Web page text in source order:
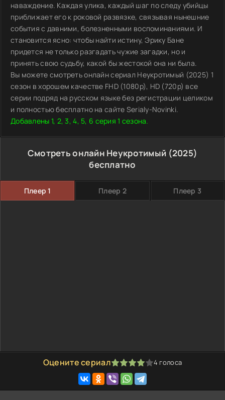
наваждение. Каждая улика, каждый шаг по следу убийцы
приближает его к роковой развязке, связывая нынешние
события с давними, болезненными воспоминаниями. И
становится ясно: чтобы найти истину, Эрику Бане
придется не только разгадать чужие загадки, но и
принять свою судьбу, какой бы жестокой она ни была.
Вы можете смотреть онлайн сериал Неукротимый (2025) 1
сезон в хорошем качестве FHD (1080p), HD (720p) все
серии подряд на русском языке без регистрации целиком
и полностью бесплатно на сайте Serialy-Novinki.
Добавлены 1, 2, 3, 4, 5, 6 серия 1 сезона.
Смотреть онлайн Неукротимый (2025)
бесплатно
Плеер 1 Плеер 2 Плеер 3
Оцените сериал
1 2 3 4 5 4 голоса